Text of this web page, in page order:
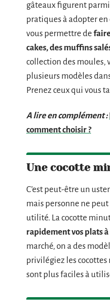
gâteaux figurent
pratiques à adopter
vous permettre de
cakes, des muffins
collection des moules,
plusieurs modèles
Prenez ceux qui vous
A lire en complément :
comment choisir ?
Une cocotte
C’est peut-être un
mais personne ne
utilité. La cocotte
rapidement vos plats
marché, on a des
privilégiez les
sont plus faciles à